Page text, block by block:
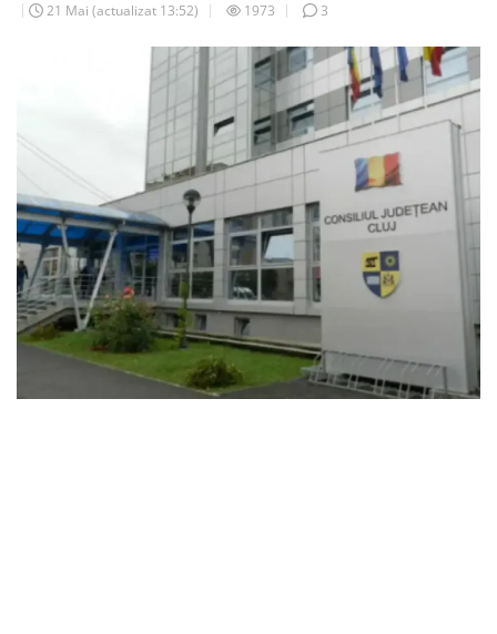
21 Mai (actualizat 13:52) 1973 3